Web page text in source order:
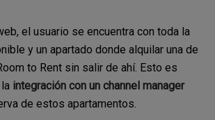
el usuario se encuentra con toda la
y un apartado donde alquilar una de
to Rent sin salir de ahí. Esto es
integración con un channel manager
de estos apartamentos.